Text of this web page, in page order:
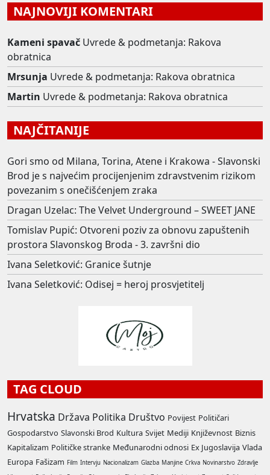
NAJNOVIJI KOMENTARI
Kameni spavač Uvrede & podmetanja: Rakova
obratnica
Mrsunja Uvrede & podmetanja: Rakova obratnica
Martin Uvrede & podmetanja: Rakova obratnica
NAJČITANIJE
Gori smo od Milana, Torina, Atene i Krakowa - Slavonski
Brod je s najvećim procijenjenim zdravstvenim rizikom
povezanim s onečišćenjem zraka
Dragan Uzelac: The Velvet Underground – SWEET JANE
Tomislav Pupić: Otvoreni poziv za obnovu zapuštenih
prostora Slavonskog Broda - 3. završni dio
Ivana Seletković: Granice šutnje
Ivana Seletković: Odisej = heroj prosvjetitelj
TAG CLOUD
Hrvatska Država Politika Društvo Povijest Političari
Gospodarstvo Slavonski Brod Kultura Svijet Mediji Književnost Biznis
Kapitalizam Političke stranke Međunarodni odnosi Ex Jugoslavija Vlada
Europa Fašizam Film Intervju Nacionalizam Glazba Manjine Crkva Novinarstvo Zdravlje